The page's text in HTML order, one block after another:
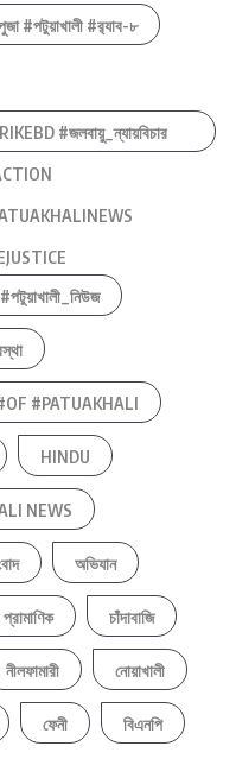
#পটুয়াখালী #র‍্যাব-৮
#জলবায়ু_ন্যায়বিচার
#পটুয়াখালী_নিউজ
#PATUAKHALI
HINDU
NEWS
অভিযান
প্রামাণিক চাঁদাবাজি
নীলফামারী নোয়াখালী
ফেনী বিএনপি